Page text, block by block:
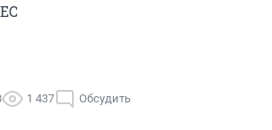
1 437 Обсудить